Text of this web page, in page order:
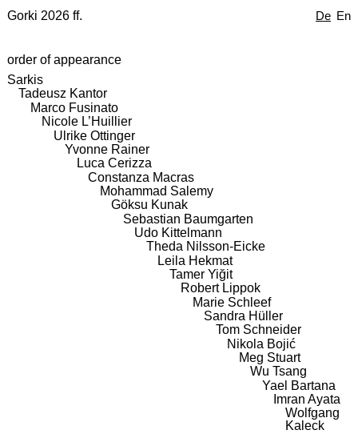
De En
Gorki 2026 ff.
order of appearance
Sarkis
Tadeusz Kantor
Marco Fusinato
Nicole L’Huillier
Ulrike Ottinger
Yvonne Rainer
Luca Cerizza
Constanza Macras
Mohammad Salemy
Göksu Kunak
Sebastian Baumgarten
Udo Kittelmann
Theda Nilsson-Eicke
Leila Hekmat
Tamer Yiğit
Robert Lippok
Marie Schleef
Sandra Hüller
Tom Schneider
Nikola Bojić
Meg Stuart
Wu Tsang
Yael Bartana
Imran Ayata
Wolfgang
Kaleck